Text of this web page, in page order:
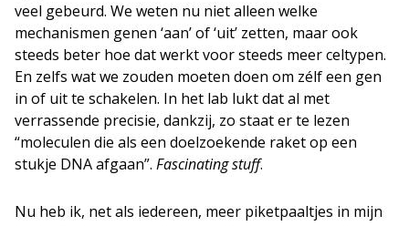
veel gebeurd. We weten nu niet alleen welke
mechanismen genen ‘aan’ of ‘uit’ zetten, maar ook
steeds beter hoe dat werkt voor steeds meer celtypen.
En zelfs wat we zouden moeten doen om zélf een gen
in of uit te schakelen. In het lab lukt dat al met
verrassende precisie, dankzij, zo staat er te lezen
“moleculen die als een doelzoekende raket op een
stukje DNA afgaan”. Fascinating stuff.
Nu heb ik, net als iedereen, meer piketpaaltjes in mijn